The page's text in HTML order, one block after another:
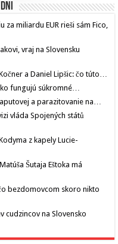
za miliardu EUR rieši sám Fico,
vraj na Slovensku
a Daniel Lipšic: čo túto…
fungujú súkromné…
a parazitovanie na…
vláda Spojených států
z kapely Lucie-
Šutaja Eštoka má
bezdomovcom skoro nikto
cudzincov na Slovensko